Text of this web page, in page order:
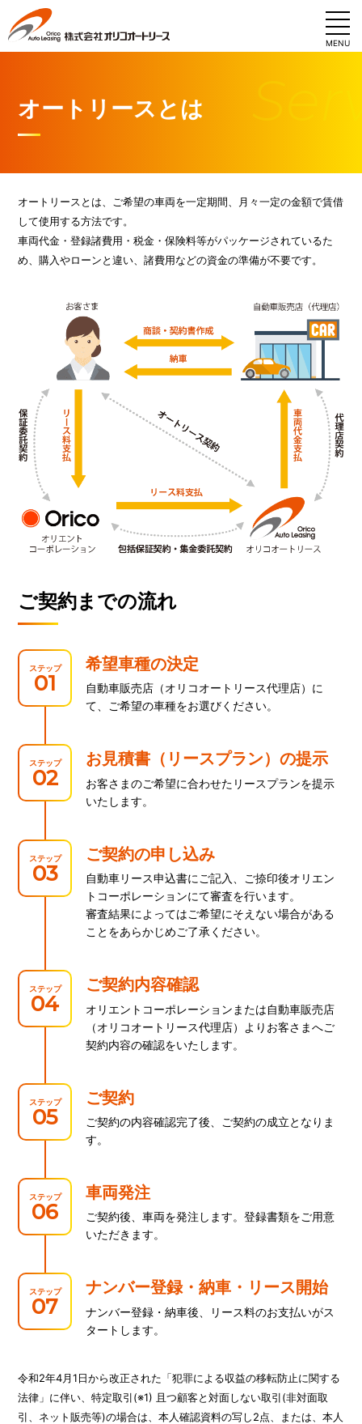
MENU
オートリースとは
オートリースとは、ご希望の車両を一定期間、月々一定の金額で賃借
して使用する方法です。
車両代金・登録諸費用・税金・保険料等がパッケージされているた
め、購入やローンと違い、諸費用などの資金の準備が不要です。
ご契約までの流れ
ステップ
01
希望車種の決定
自動車販売店（オリコオートリース代理店）に
て、ご希望の車種をお選びください。
ステップ
02
お見積書（リースプラン）の提示
お客さまのご希望に合わせたリースプランを提示
いたします。
ステップ
03
ご契約の申し込み
自動車リース申込書にご記入、ご捺印後オリエン
トコーポレーションにて審査を行います。
審査結果によってはご希望にそえない場合がある
ことをあらかじめご了承ください。
ステップ
04
ご契約内容確認
オリエントコーポレーションまたは自動車販売店
（オリコオートリース代理店）よりお客さまへご
契約内容の確認をいたします。
ステップ
05
ご契約
ご契約の内容確認完了後、ご契約の成立となりま
す。
ステップ
06
車両発注
ご契約後、車両を発注します。登録書類をご用意
いただきます。
ステップ
07
ナンバー登録・納車・リース開始
ナンバー登録・納車後、リース料のお支払いがス
タートします。
令和2年4月1日から改正された「犯罪による収益の移転防止に関する
法律」に伴い、特定取引(※1) 且つ顧客と対面しない取引(非対面取
引、ネット販売等)の場合は、本人確認資料の写し2点、または、本人